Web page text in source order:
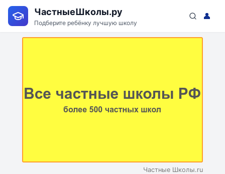
ЧастныеШколы.ру
Подберите ребёнку лучшую школу
👤
Частные Школы.ru